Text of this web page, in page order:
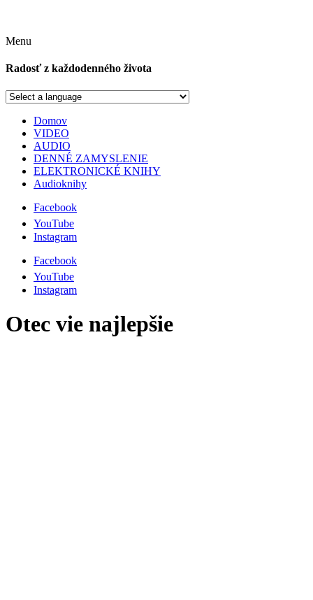
Menu
Radosť z každodenného života
Domov
VIDEO
AUDIO
DENNÉ ZAMYSLENIE
ELEKTRONICKÉ KNIHY
Audioknihy
Facebook
YouTube
Instagram
Facebook
YouTube
Instagram
Otec vie najlepšie